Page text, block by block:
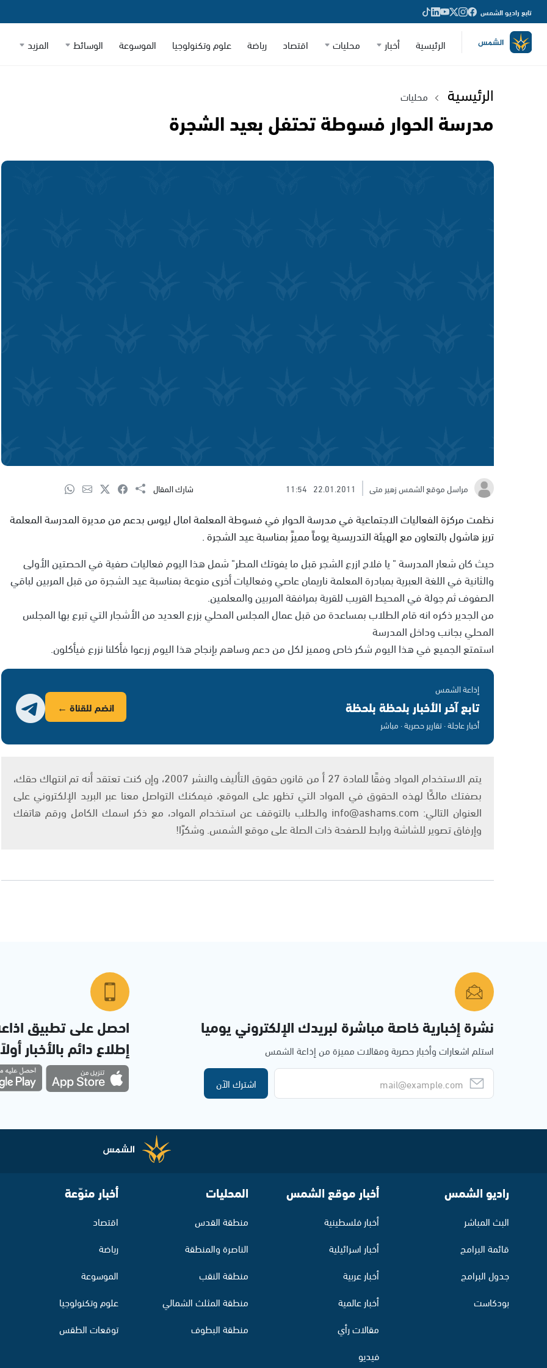
تابع راديو الشمس
الرئيسية أخبار محليات اقتصاد رياضة علوم وتكنولوجيا الموسوعة الوسائط المزيد
الرئيسية محليات
مدرسة الحوار فسوطة تحتفل بعيد الشجرة
مراسل موقع الشمس زهير متى 22.01.2011
11:54 شارك المقال
نظمت مركزة الفعاليات الاجتماعية في مدرسة الحوار في فسوطة المعلمة امال ليوس بدعم من مديرة المدرسة المعلمة
تريز هاشول بالتعاون مع الهيئة التدريسية يوماً مميزً بمناسبة عيد الشجرة .
حيث كان شعار المدرسة " يا فلاح ازرع الشجر قبل ما يفوتك المطر" شمل هذا اليوم فعاليات صفية في الحصتين الأولى
والثانية في اللغة العبرية بمبادرة المعلمة ناريمان عاصي وفعاليات أخرى منوعة بمناسبة عيد الشجرة من قبل المربين لباقي
الصفوف ثم جولة في المحيط القريب للقرية بمرافقة المربين والمعلمين.
من الجدير ذكره انه قام الطلاب بمساعدة من قبل عمال المجلس المحلي بزرع العديد من الأشجار التي تبرع بها المجلس
المحلي بجانب وداخل المدرسة
استمتع الجميع في هذا اليوم شكر خاص ومميز لكل من دعم وساهم بإنجاح هذا اليوم زرعوا فأكلنا نزرع فيأكلون.
إذاعة الشمس
تابع آخر الأخبار بلحظة بلحظة
أخبار عاجلة · تقارير حصرية · مباشر
انضم للقناة ←
يتم الاستخدام المواد وفقًا للمادة 27 أ من قانون حقوق التأليف والنشر 2007، وإن كنت تعتقد أنه تم انتهاك حقك،
بصفتك مالكًا لهذه الحقوق في المواد التي تظهر على الموقع، فيمكنك التواصل معنا عبر البريد الإلكتروني على
العنوان التالي: info@ashams.com والطلب بالتوقف عن استخدام المواد، مع ذكر اسمك الكامل ورقم هاتفك
وإرفاق تصوير للشاشة ورابط للصفحة ذات الصلة على موقع الشمس. وشكرًا!
نشرة إخبارية خاصة مباشرة لبريدك الإلكتروني يوميا
استلم اشعارات وأخبار حصرية ومقالات مميزة من إذاعة الشمس
اشترك الآن
احصل على تطبيق
إطلاع دائم بالأخبار
راديو الشمس
البث المباشر
قائمة البرامج
جدول البرامج
بودكاست
أخبار موقع الشمس
أخبار فلسطينية
أخبار اسرائيلية
أخبار عربية
أخبار عالمية
مقالات رأي
فيديو
المحليات
منطقة القدس
الناصرة والمنطقة
منطقة النقب
منطقة المثلث الشمالي
منطقة البطوف
أخبار منوّعة
اقتصاد
رياضة
الموسوعة
علوم وتكنولوجيا
توقعات الطقس